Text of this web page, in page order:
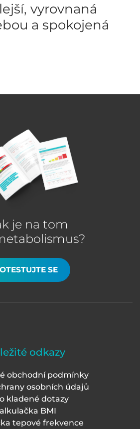
vyrovnaná
a spokojená
je na tom
OTESTUJTE SE
odkazy
obchodní podmínky
osobních údajů
kladené dotazy
BMI
tepové frekvence